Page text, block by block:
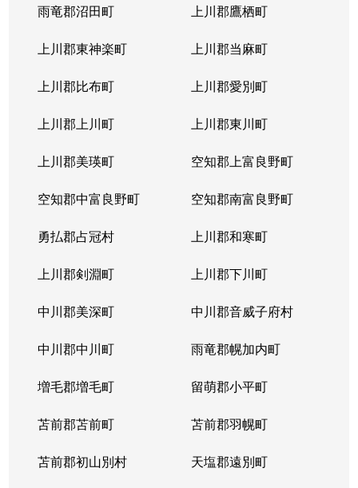
雨竜郡沼田町 上川郡鷹栖町
上川郡東神楽町 上川郡当麻町
上川郡比布町 上川郡愛別町
上川郡上川町 上川郡東川町
上川郡美瑛町 空知郡上富良野町
空知郡中富良野町 空知郡南富良野町
勇払郡占冠村 上川郡和寒町
上川郡剣淵町 上川郡下川町
中川郡美深町 中川郡音威子府村
中川郡中川町 雨竜郡幌加内町
増毛郡増毛町 留萌郡小平町
苫前郡苫前町 苫前郡羽幌町
苫前郡初山別村 天塩郡遠別町